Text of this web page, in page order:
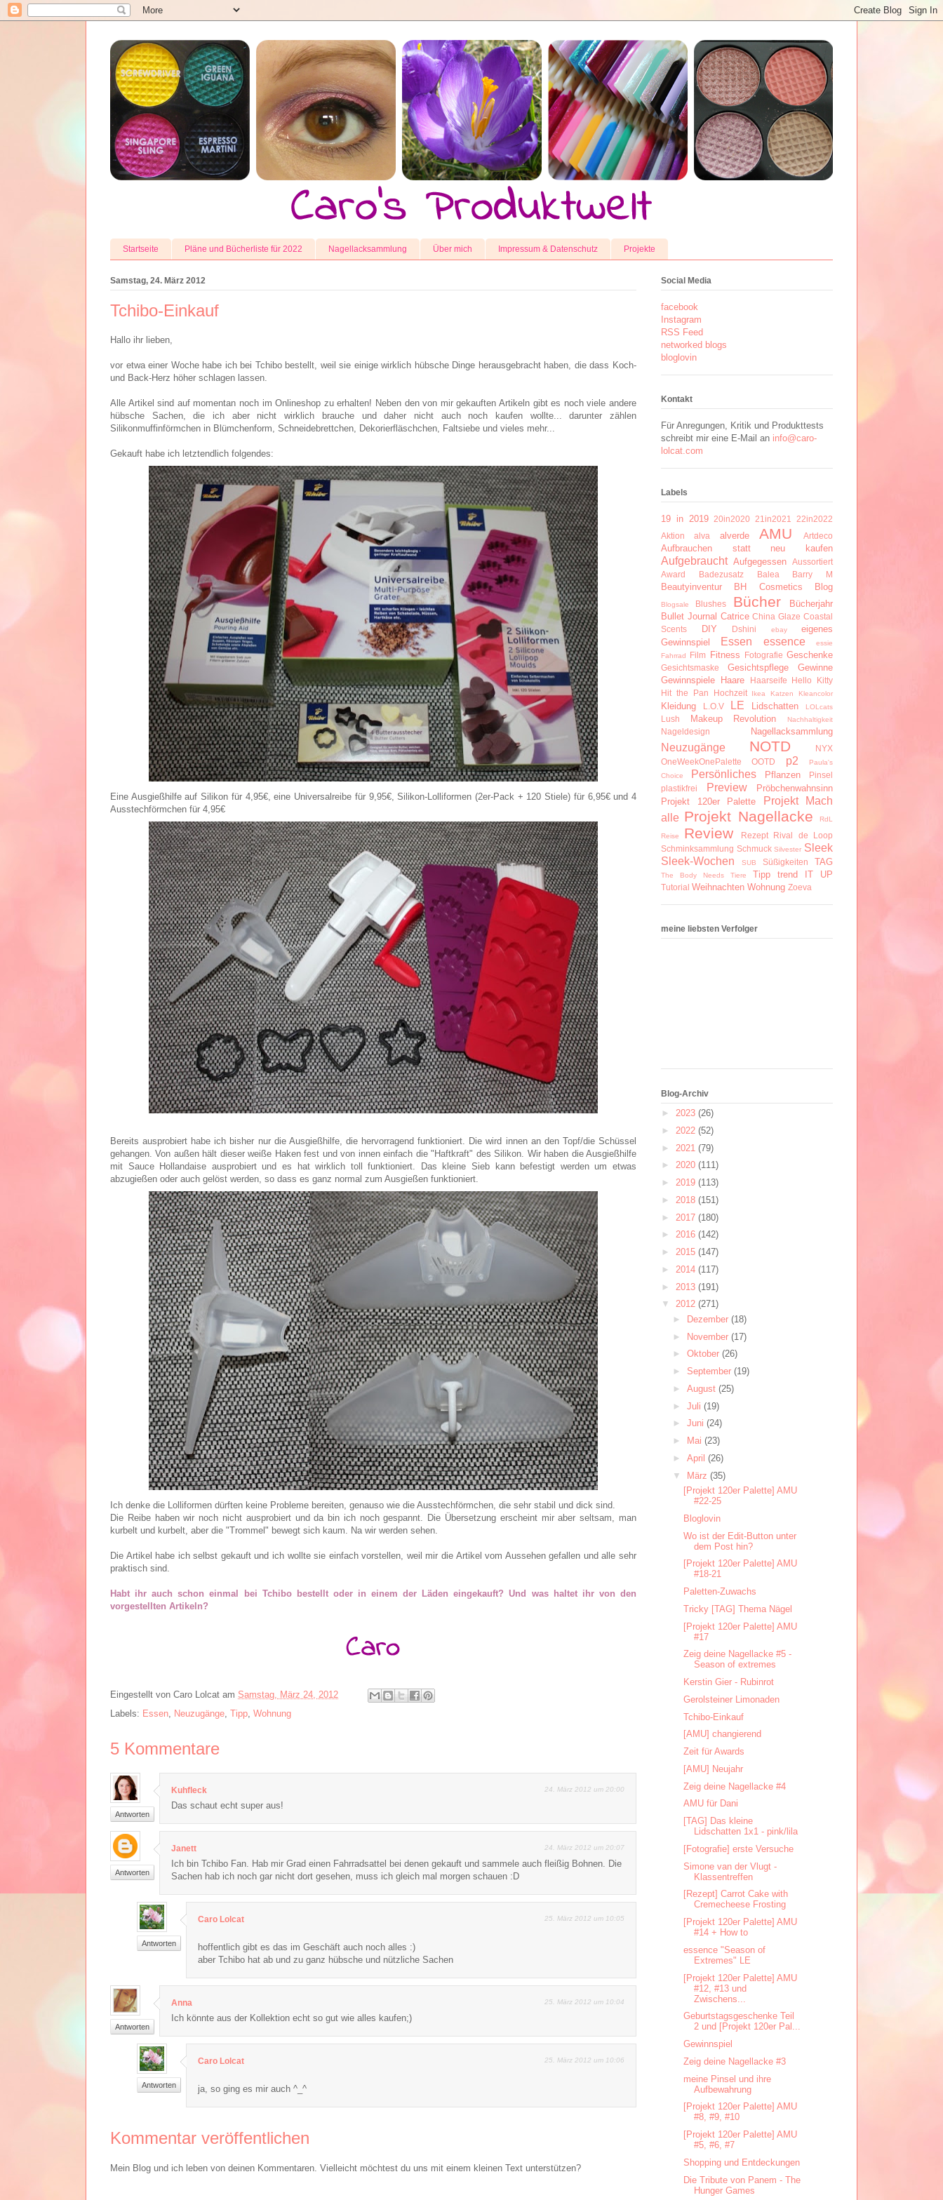
Startseite Pläne und Bücherliste für 2022 Nagellacksammlung Über mich Impressum & Datenschutz Projekte
Samstag, 24. März 2012
Tchibo-Einkauf
Hallo ihr lieben,
vor etwa einer Woche habe ich bei Tchibo bestellt, weil sie einige wirklich hübsche Dinge herausgebracht haben, die dass Koch-
und Back-Herz höher schlagen lassen.
Alle Artikel sind auf momentan noch im Onlineshop zu erhalten! Neben den von mir gekauften Artikeln gibt es noch viele andere
hübsche Sachen, die ich aber nicht wirklich brauche und daher nicht auch noch kaufen wollte... darunter zählen
Silikonmuffinförmchen in Blümchenform, Schneidebrettchen, Dekorierfläschchen, Faltsiebe und vieles mehr...
Gekauft habe ich letztendlich folgendes:
Eine Ausgießhilfe auf Silikon für 4,95€, eine Universalreibe für 9,95€, Silikon-Lolliformen (2er-Pack + 120 Stiele) für 6,95€ und 4
Ausstechförmchen für 4,95€
Bereits ausprobiert habe ich bisher nur die Ausgießhilfe, die hervorragend funktioniert. Die wird innen an den Topf/die Schüssel
gehangen. Von außen hält dieser weiße Haken fest und von innen einfach die "Haftkraft" des Silikon. Wir haben die Ausgießhilfe
mit Sauce Hollandaise ausprobiert und es hat wirklich toll funktioniert. Das kleine Sieb kann befestigt werden um etwas
abzugießen oder auch gelöst werden, so dass es ganz normal zum Ausgießen funktioniert.
Ich denke die Lolliformen dürften keine Probleme bereiten, genauso wie die Ausstechförmchen, die sehr stabil und dick sind.
Die Reibe haben wir noch nicht ausprobiert und da bin ich noch gespannt. Die Übersetzung erscheint mir aber seltsam, man
kurbelt und kurbelt, aber die "Trommel" bewegt sich kaum. Na wir werden sehen.
Die Artikel habe ich selbst gekauft und ich wollte sie einfach vorstellen, weil mir die Artikel vom Aussehen gefallen und alle sehr
praktisch sind.
Habt ihr auch schon einmal bei Tchibo bestellt oder in einem der Läden eingekauft? Und was haltet ihr von den
vorgestellten Artikeln?
Eingestellt von Caro Lolcat am Samstag, März 24, 2012
Labels: Essen, Neuzugänge, Tipp, Wohnung
5 Kommentare
Antworten
Kuhfleck 24. März 2012 um 20:00
Das schaut echt super aus!
Antworten
Janett 24. März 2012 um 20:07
Ich bin Tchibo Fan. Hab mir Grad einen Fahrradsattel bei denen gekauft und sammele auch fleißig Bohnen. Die
Sachen hab ich noch gar nicht dort gesehen, muss ich gleich mal morgen schauen :D
Antworten
Caro Lolcat 25. März 2012 um 10:05
hoffentlich gibt es das im Geschäft auch noch alles :)
aber Tchibo hat ab und zu ganz hübsche und nützliche Sachen
Antworten
Anna 25. März 2012 um 10:04
Ich könnte aus der Kollektion echt so gut wie alles kaufen;)
Antworten
Caro Lolcat 25. März 2012 um 10:06
ja, so ging es mir auch ^_^
Kommentar veröffentlichen
Mein Blog und ich leben von deinen Kommentaren. Vielleicht möchtest du uns mit einem kleinen Text unterstützen?
Social Media
facebook
Instagram
RSS Feed
networked blogs
bloglovin
Kontakt
Für Anregungen, Kritik und Produkttests
schreibt mir eine E-Mail an info@caro-
lolcat.com
Labels
19 in 2019 20in2020 21in2021
22in2022
Aktion
alva alverde AMU Artdeco
Aufbrauchen statt neu kaufen
Aufgebraucht Aufgegessen
Aussortiert
Award
Badezusatz Balea Barry M
Beautyinventur BH Cosmetics Blog
Blogsale Blushes Bücher
Bücherjahr
Bullet Journal Catrice China Glaze Coastal
Scents
DIY Dshini ebay
eigenes
Gewinnspiel
Essen essence
essie
Fahrrad
Film Fitness Fotografie Geschenke
Gesichtsmaske Gesichtspflege
Gewinne
Gewinnspiele
Haare Haarseife
Hello Kitty
Hit the Pan
Hochzeit Ikea Katzen Kleancolor
Kleidung L.O.V LE Lidschatten LOLcats
Lush Makeup Revolution Nachhaltigkeit
Nageldesign Nagellacksammlung
Neuzugänge NOTD
NYX
OneWeekOnePalette
OOTD p2
Paula's
Choice
Persönliches Pflanzen
Pinsel
plastikfrei
Preview
Pröbchenwahnsinn
Projekt 120er Palette
Projekt Mach
alle Projekt Nagellacke RdL
Reise Review Rezept
Rival de Loop
Schminksammlung Schmuck Silvester Sleek
Sleek-Wochen
SUB Süßigkeiten TAG
The Body Needs Tiere Tipp trend IT UP
Tutorial Weihnachten Wohnung Zoeva
meine liebsten Verfolger
Blog-Archiv
► 2023 (26)
► 2022 (52)
► 2021 (79)
► 2020 (111)
► 2019 (113)
► 2018 (151)
► 2017 (180)
► 2016 (142)
► 2015 (147)
► 2014 (117)
► 2013 (191)
▼ 2012 (271)
►
Dezember (18)
► November (17)
► Oktober (26)
► September (19)
► August (25)
► Juli (19)
► Juni (24)
►
Mai (23)
► April (26)
▼ März (35)
[Projekt 120er Palette] AMU
#22-25
Bloglovin
Wo ist der Edit-Button unter
dem Post hin?
[Projekt 120er Palette] AMU
#18-21
Paletten-Zuwachs
Tricky [TAG] Thema Nägel
[Projekt 120er Palette] AMU
#17
Zeig deine Nagellacke #5 -
Season of extremes
Kerstin Gier - Rubinrot
Gerolsteiner Limonaden
Tchibo-Einkauf
[AMU] changierend
Zeit für Awards
[AMU] Neujahr
Zeig deine Nagellacke #4
AMU für Dani
[TAG] Das kleine
Lidschatten 1x1 - pink/lila
[Fotografie] erste Versuche
Simone van der Vlugt -
Klassentreffen
[Rezept] Carrot Cake with
Cremecheese Frosting
[Projekt 120er Palette] AMU
#14 + How to
essence "Season of
Extremes" LE
[Projekt 120er Palette] AMU
#12, #13 und
Zwischens...
Geburtstagsgeschenke Teil
2 und [Projekt 120er Pal...
Gewinnspiel
Zeig deine Nagellacke #3
meine Pinsel und ihre
Aufbewahrung
[Projekt 120er Palette] AMU
#8, #9, #10
[Projekt 120er Palette] AMU
#5, #6, #7
Shopping und Entdeckungen
Die Tribute von Panem - The
Hunger Games